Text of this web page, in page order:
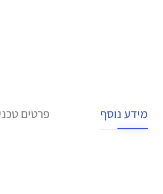
מידע נוסף פרטים